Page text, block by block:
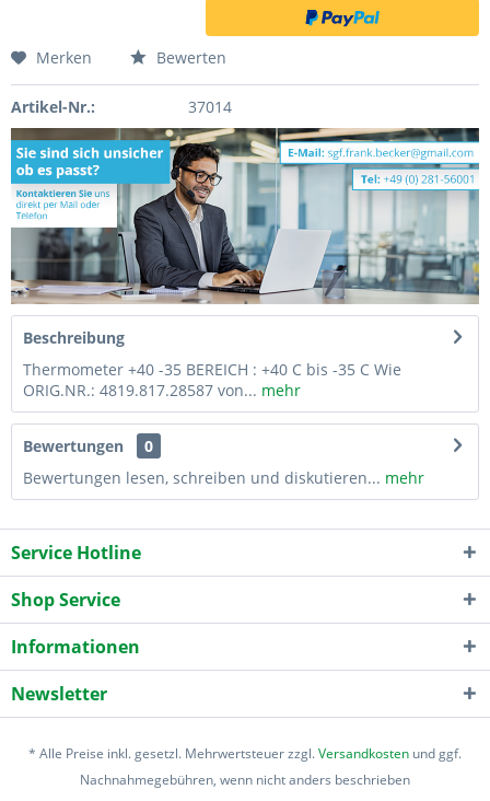
Merken Bewerten
Artikel-Nr.: 37014
Beschreibung
Thermometer +40 -35 BEREICH : +40 C bis -35 C Wie
ORIG.NR.: 4819.817.28587 von... mehr
Bewertungen
0
Bewertungen lesen, schreiben und diskutieren... mehr
Service Hotline
Shop Service
Informationen
Newsletter
* Alle Preise inkl. gesetzl. Mehrwertsteuer zzgl.Versandkosten und ggf.
Nachnahmegebühren, wenn nicht anders beschrieben